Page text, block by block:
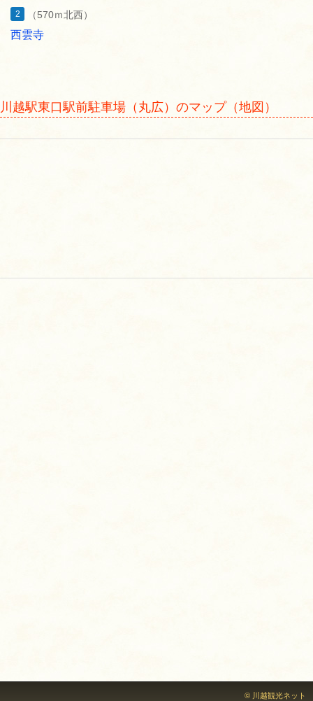
2 （570ｍ北西）
西雲寺
川越駅東口駅前駐車場（丸広）のマップ（地図）
© 川越観光ネット